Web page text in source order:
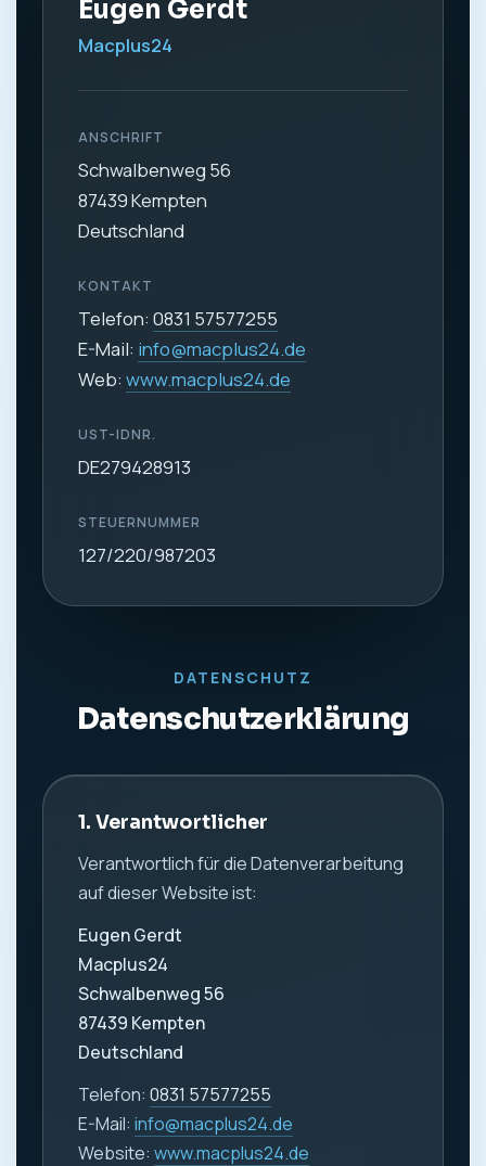
Eugen Gerdt
Macplus24
ANSCHRIFT
Schwalbenweg 56
87439 Kempten
Deutschland
KONTAKT
Telefon: 0831 57577255
E-Mail: info@macplus24.de
Web: www.macplus24.de
UST-IDNR.
DE279428913
STEUERNUMMER
127/220/987203
DATENSCHUTZ
Datenschutzerklärung
1. Verantwortlicher
Verantwortlich für die Datenverarbeitung
auf dieser Website ist:
Eugen Gerdt
Macplus24
Schwalbenweg 56
87439 Kempten
Deutschland
Telefon: 0831 57577255
E-Mail: info@macplus24.de
Website: www.macplus24.de